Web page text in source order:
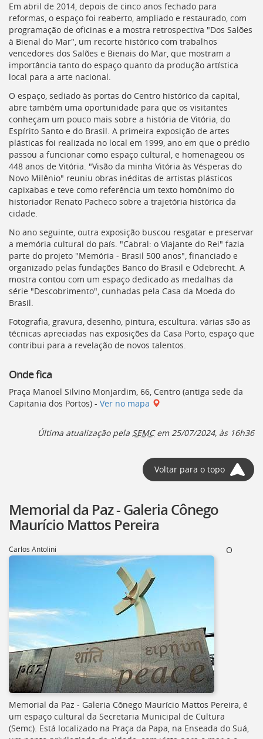
notícias
[]
Ir
para
o
conteúdo
desta
página
[]
Ir
para
a
busca
[]
Voltar
para
o
início
menu
[]
Em abril de 2014, depois de cinco anos fechado para
reformas, o espaço foi reaberto, ampliado e restaurado, com
programação de oficinas e a mostra retrospectiva "Dos Salões
à Bienal do Mar", um recorte histórico com trabalhos
vencedores dos Salões e Bienais do Mar, que mostram a
importância tanto do espaço quanto da produção artística
local para a arte nacional.
O espaço, sediado às portas do Centro histórico da capital,
abre também uma oportunidade para que os visitantes
conheçam um pouco mais sobre a história de Vitória, do
Espírito Santo e do Brasil. A primeira exposição de artes
plásticas foi realizada no local em 1999, ano em que o prédio
passou a funcionar como espaço cultural, e homenageou os
448 anos de Vitória. "Visão da minha Vitória às Vésperas do
Novo Milênio" reuniu obras inéditas de artistas plásticos
capixabas e teve como referência um texto homônimo do
historiador Renato Pacheco sobre a trajetória histórica da
cidade.
No ano seguinte, outra exposição buscou resgatar e preservar
a memória cultural do país. "Cabral: o Viajante do Rei" fazia
parte do projeto "Memória - Brasil 500 anos", financiado e
organizado pelas fundações Banco do Brasil e Odebrecht. A
mostra contou com um espaço dedicado as medalhas da
série "Descobrimento", cunhadas pela Casa da Moeda do
Brasil.
Fotografia, gravura, desenho, pintura, escultura: várias são as
técnicas apreciadas nas exposições da Casa Porto, espaço que
contribui para a revelação de novos talentos.
Onde fica
Praça Manoel Silvino Monjardim, 66, Centro (antiga sede da
Capitania dos Portos) - Ver no mapa
Última atualização pela SEMCem 25/07/2024, às 16h36
Voltar para o topo
Memorial da Paz - Galeria Cônego
Maurício Mattos Pereira
Carlos Antolini O
Memorial da Paz - Galeria Cônego Maurício Mattos Pereira, é
um espaço cultural da Secretaria Municipal de Cultura
(Semc). Está localizado na Praça da Papa, na Enseada do Suá,